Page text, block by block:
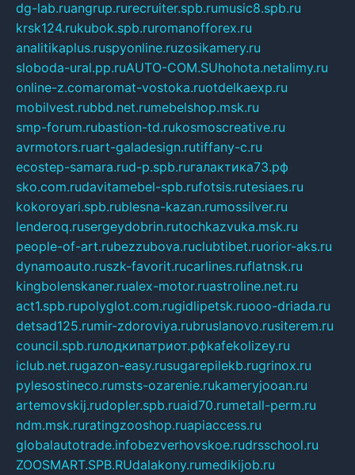
dg-lab.ruangrup.rurecruiter.spb.rumusic8.spb.ru
krsk124.rukubok.spb.ruromanofforex.ru
analitikaplus.ruspyonline.ruzosikamery.ru
sloboda-ural.pp.ruAUTO-COM.SUhohota.netalimy.ru
online-z.comaromat-vostoka.ruotdelkaexp.ru
mobilvest.rubbd.net.rumebelshop.msk.ru
smp-forum.rubastion-td.rukosmoscreative.ru
avrmotors.ruart-galadesign.rutiffany-c.ru
ecostep-samara.rud-p.spb.ruгалактика73.рф
sko.com.rudavitamebel-spb.rufotsis.rutesiaes.ru
kokoroyari.spb.rublesna-kazan.rumossilver.ru
lenderoq.rusergeydobrin.rutochkazvuka.msk.ru
people-of-art.rubezzubova.ruclubtibet.ruorior-aks.ru
dynamoauto.ruszk-favorit.rucarlines.ruflatnsk.ru
kingbolenskaner.rualex-motor.ruastroline.net.ru
act1.spb.rupolyglot.com.rugidlipetsk.ruooo-driada.ru
detsad125.rumir-zdoroviya.rubruslanovo.rusiterem.ru
council.spb.ruлодкипатриот.рфkafekolizey.ru
iclub.net.rugazon-easy.rusugarepilekb.rugrinox.ru
pylesostineco.rumsts-ozarenie.rukameryjooan.ru
artemovskij.rudopler.spb.ruaid70.rumetall-perm.ru
ndm.msk.ruratingzooshop.ruapiaccess.ru
globalautotrade.infobezverhovskoe.rudrsschool.ru
ZOOSMART.SPB.RUdalakony.rumedikijob.ru